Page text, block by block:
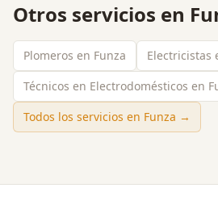
Otros servicios en
Plomeros en Funza
Electricistas
Técnicos en Electrodomésticos en
Todos los servicios en Funza →